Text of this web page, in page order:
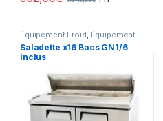
Équipement Froid, Équipement
Froid , Équipement Froid,FROID
Gamme Acces ,Meubles de
Préparation/Saladettes
Saladette x16 Bacs GN1/6
inclus